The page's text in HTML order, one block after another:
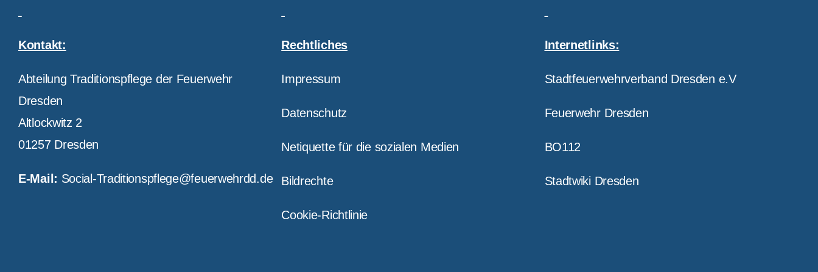
Kontakt:
Abteilung Traditionspflege der Feuerwehr
Dresden
Altlockwitz 2
01257 Dresden
E-Mail: Social-Traditionspflege@feuerwehrdd.de
Rechtliches
Impressum
Datenschutz
Netiquette für die sozialen Medien
Bildrechte
Cookie-Richtlinie
Internetlinks:
Stadtfeuerwehrverband Dresden e.V
Feuerwehr Dresden
BO112
Stadtwiki Dresden